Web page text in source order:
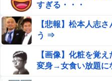
すぎる・・・
【悲報】松本人志
う ⇒
【画像】化粧を覚
変身→女食い放題に